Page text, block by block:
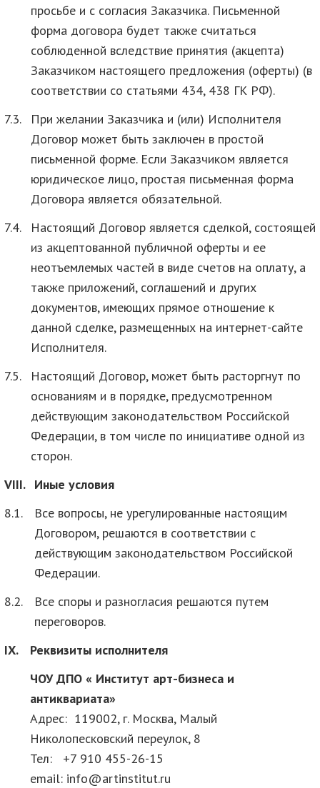
просьбе и с согласия Заказчика. Письменной
форма договора будет также считаться
соблюденной вследствие принятия (акцепта)
Заказчиком настоящего предложения (оферты) (в
соответствии со статьями 434, 438 ГК РФ).
7.3.
При желании Заказчика и (или) Исполнителя
Договор может быть заключен в простой
письменной форме. Если Заказчиком является
юридическое лицо, простая письменная форма
Договора является обязательной.
7.4.
Настоящий Договор является сделкой, состоящей
из акцептованной публичной оферты и ее
неотъемлемых частей в виде счетов на оплату, а
также приложений, соглашений и других
документов, имеющих прямое отношение к
данной сделке, размещенных на интернет-сайте
Исполнителя.
7.5.
Настоящий Договор, может быть расторгнут по
основаниям и в порядке, предусмотренном
действующим законодательством Российской
Федерации, в том числе по инициативе одной из
сторон.
VIII. Иные условия
8.1.
Все вопросы, не урегулированные настоящим
Договором, решаются в соответствии с
действующим законодательством Российской
Федерации.
8.2.
Все споры и разногласия решаются путем
переговоров.
IX.
Реквизиты исполнителя
ЧОУ ДПО « Институт арт-бизнеса и
антиквариата»
Адрес: 119002, г. Москва, Малый
Николопесковский переулок, 8
Тел: +7 910 455-26-15
email: info@artinstitut.ru